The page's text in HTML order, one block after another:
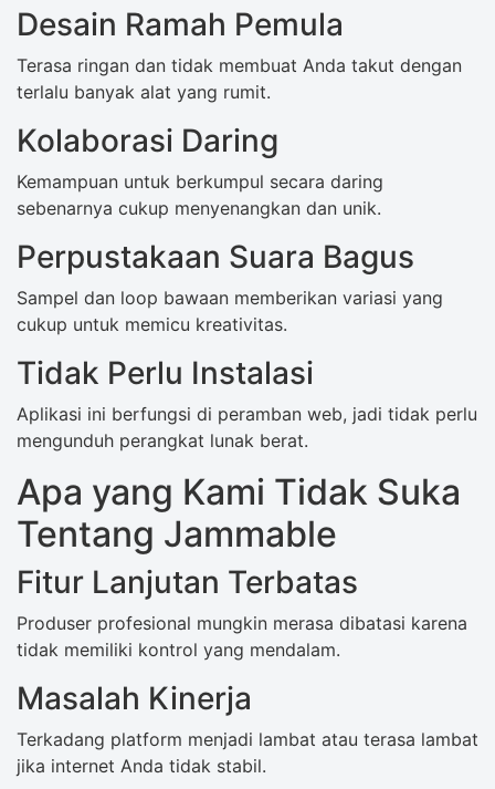
Desain Ramah Pemula
Terasa ringan dan tidak membuat Anda takut dengan
terlalu banyak alat yang rumit.
Kolaborasi Daring
Kemampuan untuk berkumpul secara daring
sebenarnya cukup menyenangkan dan unik.
Perpustakaan Suara Bagus
Sampel dan loop bawaan memberikan variasi yang
cukup untuk memicu kreativitas.
Tidak Perlu Instalasi
Aplikasi ini berfungsi di peramban web, jadi tidak perlu
mengunduh perangkat lunak berat.
Apa yang Kami Tidak Suka
Tentang Jammable
Fitur Lanjutan Terbatas
Produser profesional mungkin merasa dibatasi karena
tidak memiliki kontrol yang mendalam.
Masalah Kinerja
Terkadang platform menjadi lambat atau terasa lambat
jika internet Anda tidak stabil.